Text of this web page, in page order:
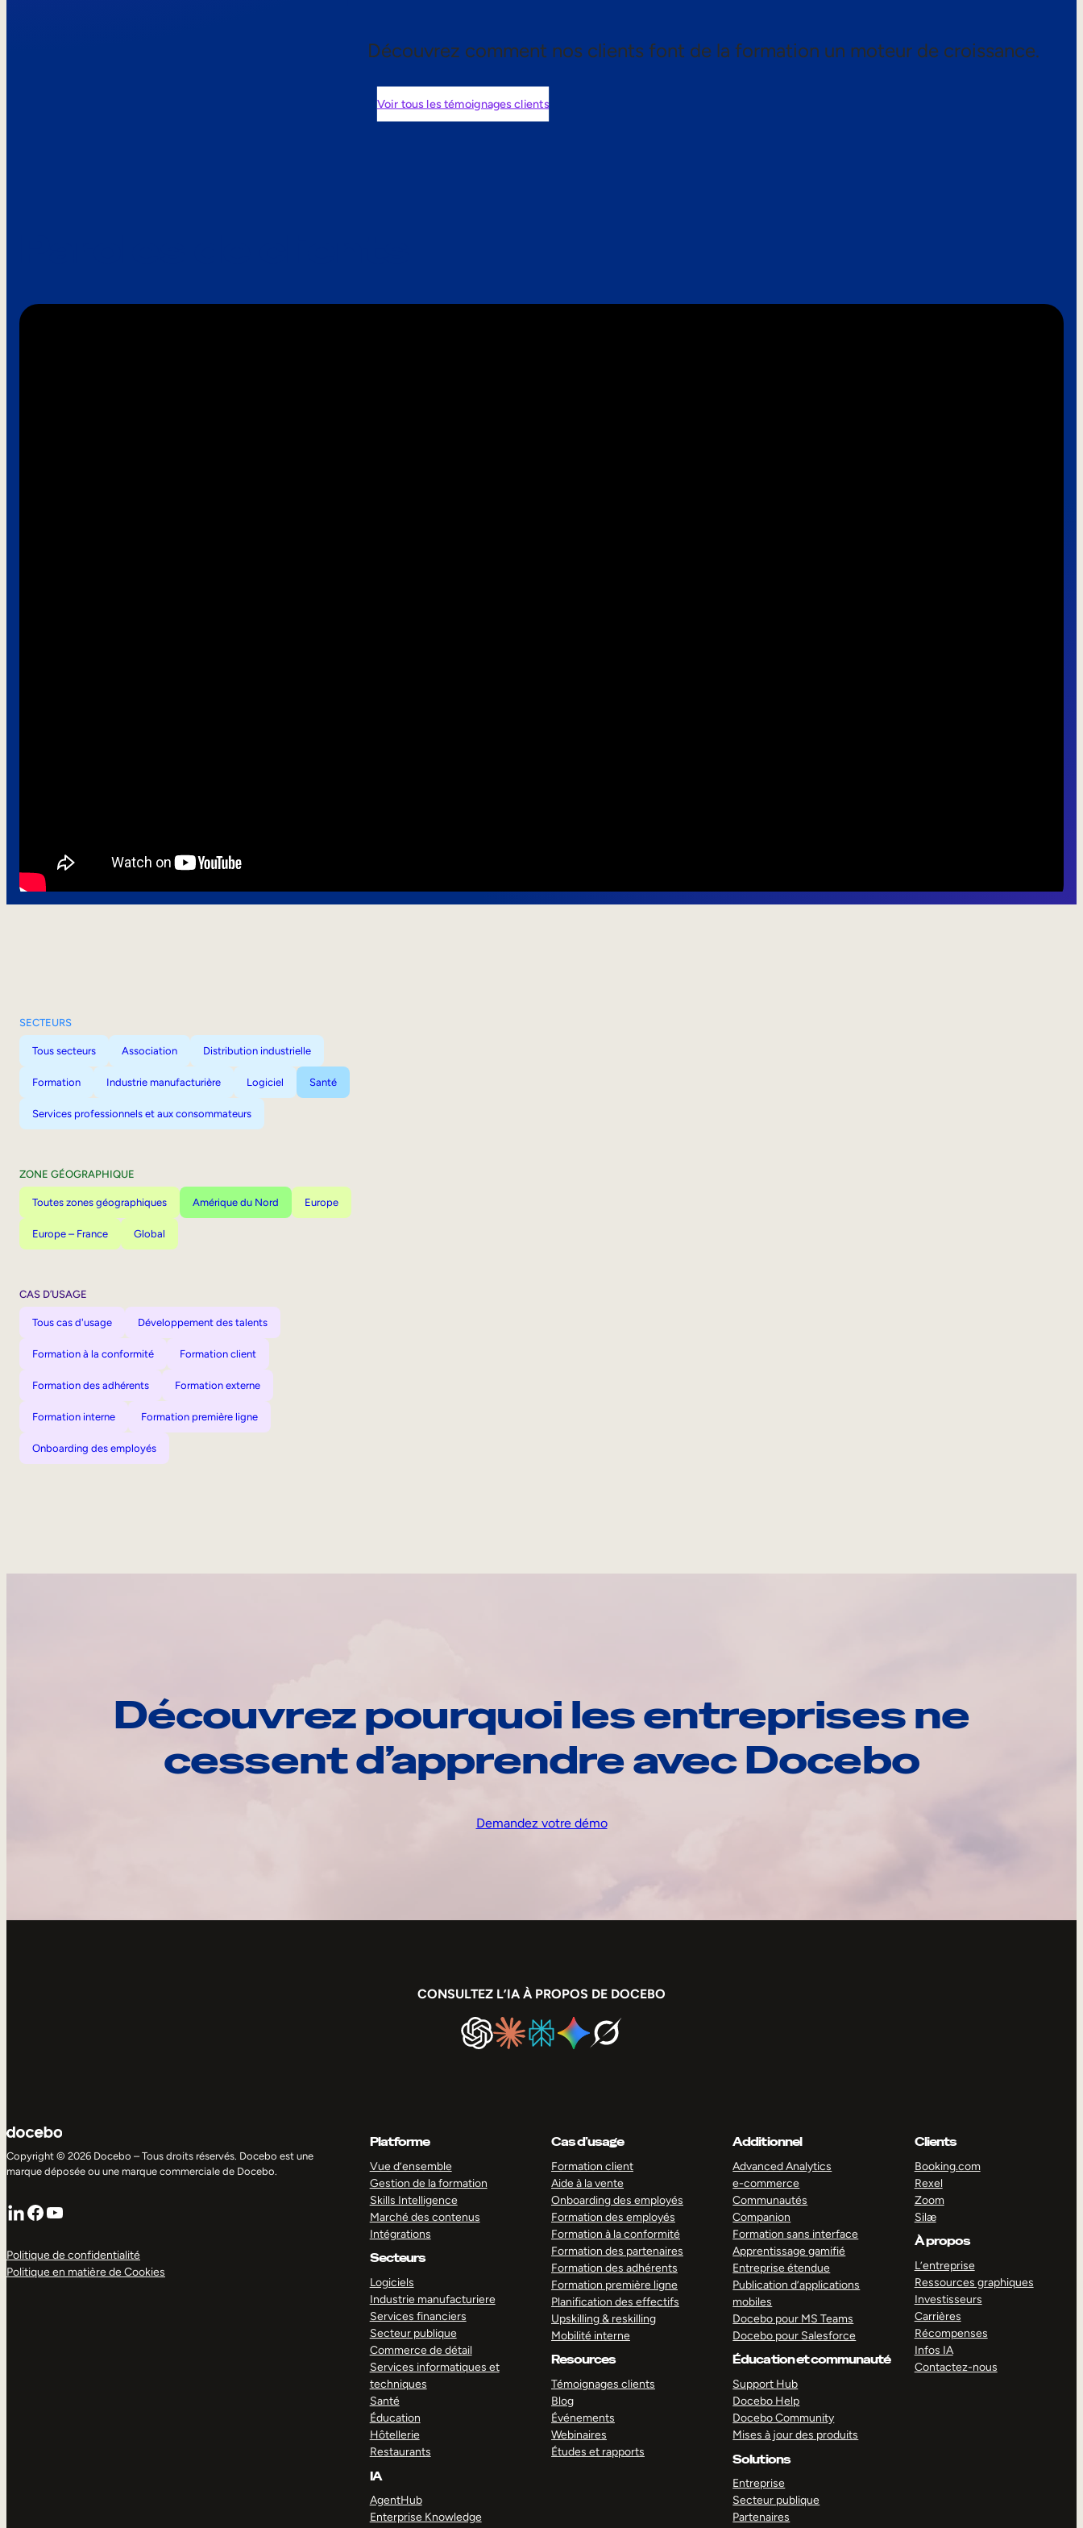
Découvrez comment nos clients font de la formation un moteur de croissance.
Voir tous les témoignages clients
SECTEURS
Tous secteurs Association Distribution industrielle
Formation Industrie manufacturière Logiciel Santé
Services professionnels et aux consommateurs
ZONE GÉOGRAPHIQUE
Toutes zones géographiques Amérique du Nord Europe
Europe – France Global
CAS D’USAGE
Tous cas d'usage Développement des talents
Formation à la conformité Formation client
Formation des adhérents Formation externe
Formation interne Formation première ligne
Onboarding des employés
Découvrez pourquoi les entreprises ne
cessent d’apprendre avec Docebo
Demandez votre démo
CONSULTEZ L’IA À PROPOS DE DOCEBO
Copyright © 2026 Docebo – Tous droits réservés. Docebo est une
marque déposée ou une marque commerciale de Docebo.
LinkedIn
Facebook
YouTube
Politique de confidentialité
Politique en matière de Cookies
Platforme
Vue d’ensemble
Gestion de la formation
Skills Intelligence
Marché des contenus
Intégrations
Secteurs
Logiciels
Industrie manufacturiere
Services financiers
Secteur publique
Commerce de détail
Services informatiques et
techniques
Santé
Éducation
Hôtellerie
Restaurants
IA
AgentHub
Enterprise Knowledge
Cas d’usage
Formation client
Aide à la vente
Onboarding des employés
Formation des employés
Formation à la conformité
Formation des partenaires
Formation des adhérents
Formation première ligne
Planification des effectifs
Upskilling & reskilling
Mobilité interne
Resources
Témoignages clients
Blog
Événements
Webinaires
Études et rapports
Additionnel
Advanced Analytics
e-commerce
Communautés
Companion
Formation sans interface
Apprentissage gamifié
Entreprise étendue
Publication d’applications
mobiles
Docebo pour MS Teams
Docebo pour Salesforce
Éducation et communauté
Support Hub
Docebo Help
Docebo Community
Mises à jour des produits
Solutions
Entreprise
Secteur publique
Partenaires
Clients
Booking.com
Rexel
Zoom
Silæ
À propos
L’entreprise
Ressources graphiques
Investisseurs
Carrières
Récompenses
Infos IA
Contactez-nous